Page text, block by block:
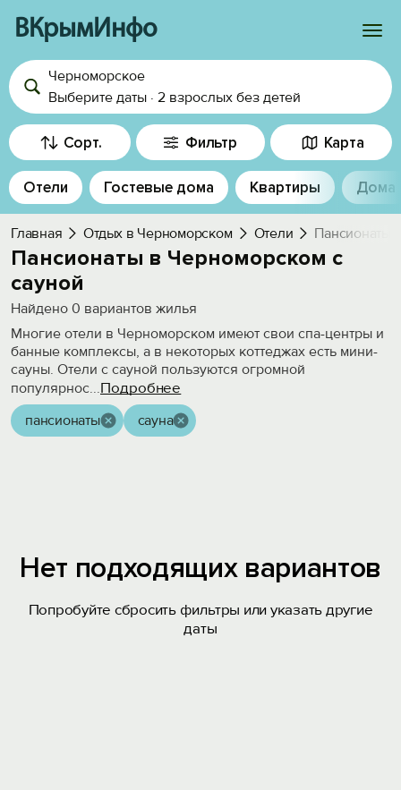
ВКрымИнфо
Войти
Избранное
История просмотра
Добавить свой объект
Черноморское
Выберите даты · 2 взрослых без детей
Сорт. Фильтр Карта
Отели Гостевые дома Квартиры Дома
Главная Отдых в Черноморском Отели Пансионаты
Пансионаты в Черноморском с
сауной
Найдено 0 вариантов жилья
Многие отели в Черноморском имеют свои спа-центры и
банные комплексы, а в некоторых коттеджах есть мини-
сауны. Отели с сауной пользуются огромной
популярнос...Подробнее
пансионаты сауна
Нет подходящих вариантов
Попробуйте сбросить фильтры или указать другие
даты